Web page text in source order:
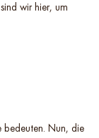
wir hier, um
bedeuten. Nun, die